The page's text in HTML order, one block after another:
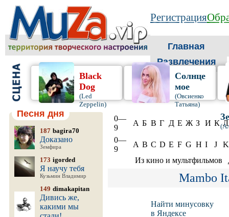
Регистрация
Главная
Развлечения
Black
Dog
(Led
Zeppelin)
Солнце
мое
(Овсиенко
Татьяна)
Песня дня
187 bagira70
Доказано
Земфира
173 igorded
Я научу тебя
Кузьмин Владимир
149 dimakapitan
Дивись же,
какими мы
0—
9
А Б В Г Д Е Ж З И К Л
0—
9
A B C D E F G H I J
K
Из кино и мультфильмов
Mambo
Найти минусовку
в Яндексе